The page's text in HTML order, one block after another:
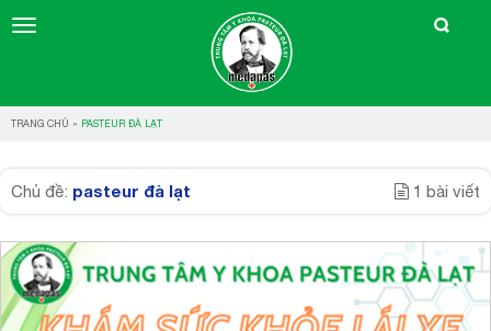
TRANG CHỦ » PASTEUR ĐÀ LẠT
Chủ đề: pasteur đà lạt 1 bài viết